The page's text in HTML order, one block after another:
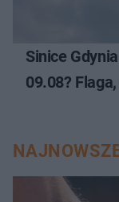
Sinice
09.08?